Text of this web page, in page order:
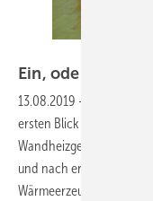
Ein, oder lieber
13.08.2019 -
ersten Blick simpel zu
Wandheizgerät erwärmt,
und nach erfolgter
Wärmeerzeuger